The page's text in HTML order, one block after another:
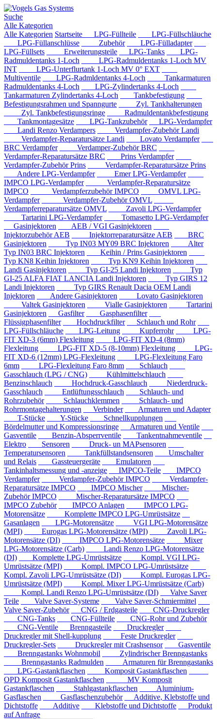
Suche
Alle Kategorien
Alle Kategorien Startseite LPG-Füllteile
LPG-Füllschläuche
LPG-Füllanschlüsse
Zubehör
LPG-Fülladapter
LPG-Füllsets
Erweiterungsteile LPG-Tanks
LPG-
Radmuldentanks 1-Loch
LPG-Radmuldentanks 1-Loch MV
INT
LPG-Unterflurtank 1-Loch MV 0° EXT
Multiventile
LPG-Radmldentanks 4-Loch
Tankarmaturen
Radmuldentanks 4-Loch
LPG-Zylindertanks 4-Loch
Tankarmaturen Zylindertanks 4-Loch
Tankbefestigung
Befestigungsrahmen und Spanngurte
Zyl. Tankhalterungen
Zyl. Tankbefestigungsringe
Radmuldentankbefestigung
Tankmontagesätze
LPG-Tankzubehör
LPG-Verdampfer
Landi Renzo Verdampers
Verdampfer-Zubehör Landi
Verdampfer-Reparatursätze Landi
Lovato Verdampfer
BRC Verdampfer
Verdamper-Zubehör BRC
Verdampfer-Reparatursätze BRC
Prins Verdampfer
Verdampfer-Zubehör Prins
Verdampfer-Reparatursätze Prins
Andere LPG-Verdampfer
Emer LPG-Verdampfer
IMPCO LPG-Verdampfer
Verdampfer-Reparatursätze
IMPCO
Verdampferzubehör IMPCO
OMVL LPG-
Verdampfer
Verdampfer-Zubehör OMVL
Verdampferreparatursätze OMVL
Zavoli LPG-Verdampfer
Tartarini LPG-Verdampfer
Tomasetto LPG-Verdampfer
Gasinjektoren
AEB / VGI Gasinjektoren
Injektorzubehör AEB
Injektorreparatursätze AEB
BRC
Gasinjektoren
Typ IN03 MY09 BRC Injektoren
Alter
Typ IN03 BRC Injektoren
Keihin / Prins Gasinjektoren
Typ KN8 Keihin Injektoren
Typ KN9 Keihin Injektoren
Landi Gasinjektoren
Typ GI-25 Landi Injektoren
Typ
GI-25 ALFA FIAT LANCIA Landi Injektoren
Typ GIRS 12
Landi Injektoren
Typ GIRS Renault Dacia OEM Landi
Injektoren
Andere Gasinjektoren
Lovato Gasinjektoren
Valtek Gasinjektoren
Vialle Gasinjektoren
Tartarini
Gasinjektoren
Gasfilter
Gasphasenfilter
Flüssigphasenfilter
Hochdruckfilter
Schlauch und Rohr
LPG-Füllschläuche
LPG-Leitung Kupferrohr
LPG-
FIT XD-3 (6mm) Flexleitung
LPG-FIT XD-4 (8mm)
Flexleitung
LPG-FIT XD-5 (8-10mm) Flexleitung
LPG-
FIT XD-6 (12mm) LPG-Flexleitung
LPG-Flexleitung Faro
6mm
LPG-Flexleitung Faro 8mm
Schlauch
Gasschlauch (LPG / CNG)
Kühlmittelschlauch
Benzinschlauch
Hochdruck-Gasschlauch
Niederdruck-
Gasschlauch
Entlüftungsschlauch
Schlauch- und
Rohrzubehör
Schlauchklemmen
Schlauch- und
Rohrmontagehalterungen
Verbinder
Armaturen und Adapter
T-Stücke
Y-Stücke
Schnellkupplungen
Bördelmutter und Kompressionsringe
Armaturen und Ventile
Gasventile
Benzin-Absperrventile
Tankentnahmeventile
Elektro
Sensoren
Druck- un MAPsensoren
Temperatursensoren
Tankfüllstandsensoren
Umschalter
und Relais
Gassteuergeräte
Emulatoren
Tankinhaltsmessung und -anzeige
IMPCO-Teile
IMPCO
Verdampfer
Verdampfer-Zubehör IMPCO
Verdampfer-
Reparatursätze IMPCO
IMPCO Mischer
Mischer-
Zubehör IMPCO
Mischer-Reparatursätze IMPCO
IMPCO Zubehör
IMPCO Anlagen
IMPCO LPG-
Motorensätze
Komplette IMPCO LPG-Umrüstsätze
Gasanlagen
LPG-Motorensätze
VGI LPG-Motorensätze
(MPI)
Eurogas LPG-Motorensätze (MPI)
Zavoli LPG-
Motorensätze (DI)
IMPCO LPG-Motorensätze
Mixer
LPG-Motorensätze (Carb)
Landi Renzo LPG-Motorensätze
(DI)
Komplette LPG-Umrüstsätze
Kompl. VGI LPG-
Umrüstsätze (MPI)
Kompl. IMPCO LPG-Umrüstsätze
Kompl. Zavoli LPG-Umrüstsätze (DI)
Kompl. Eurogas LPG-
Umrüstsätze (MPI)
Kompl. Mixer LPG-Umrüstsätze (Carb)
Kompl. Landi Renzo LPG-Umrüstsätze (DI)
Valve Saver
Teile
Valve Saver-Systeme
Valve Saver-Schmiermittel
Valve Saver-Zubehör
CNG / Erdgasteile
CNG-Druckregler
CNG-Tanks
CNG-Füllteile
CNG-Rohr und Zubehör
CNG-Ventile
Brenngasteile
Druckregler
Druckregler mit Shell-kupplung
Feste Druckregler
Druckregler-Sets
Druckregler mit Crashsensor
Gasventile
Brenngastanks Wohnmobil
Zylindrischer Brenngastanks
Brenngastanks Radmulden
Armaturen für Brenngastanks
LPG-Gastankflaschen
Komposit Gastankflaschen
OPD Komposit Gastankflaschen
MV Komposit
Gastankflaschen
Stahlgastankflaschen
Aluminium-
Gasflaschen
Gasflaschenzubehör
Additive, Klebstoffe und
Dichtstoffe
Additive Klebstoffe und Dichtstoffe
Produkt
auf Anfrage